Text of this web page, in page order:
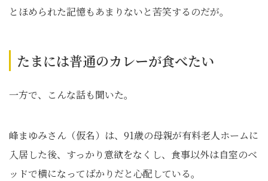
とほめられた記憶もあまりないと苦笑するのだが。
たまには普通のカレーが食べたい
一方で、こんな話も聞いた。
峰まゆみさん（仮名）は、91歳の母親が有料老人ホームに
入居した後、すっかり意欲をなくし、食事以外は自室のベ
ッドで横になってばかりだと心配している。